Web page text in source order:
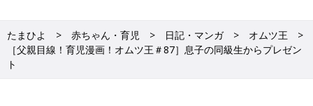
たまひよ 赤ちゃん・育児 日記・マンガ
オムツ王
［父親目線！育児漫画！オムツ王＃87］息子の同級生からプレゼン
ト